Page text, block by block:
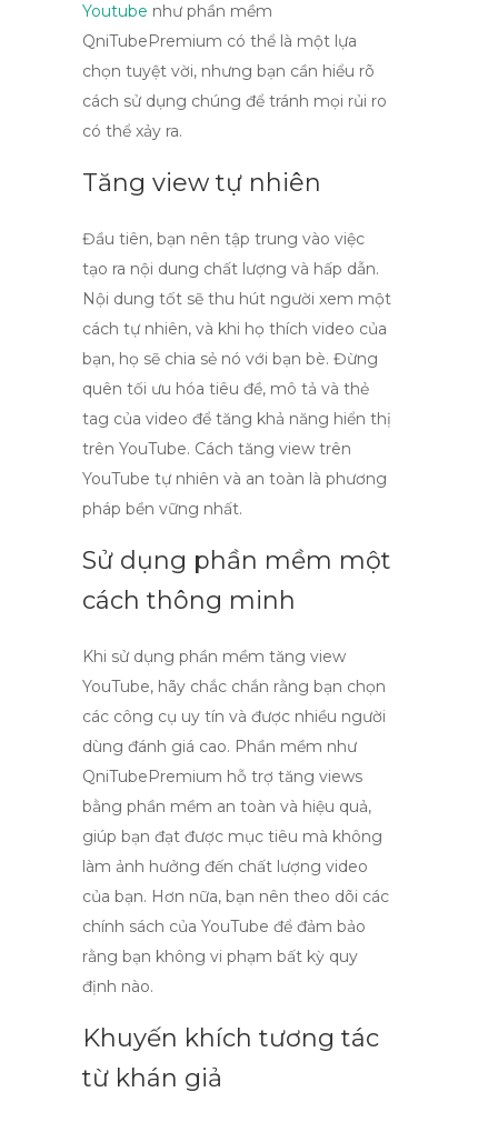
Youtube như phần mềm
QniTubePremium có thể là một lựa
chọn tuyệt vời, nhưng bạn cần hiểu rõ
cách sử dụng chúng để tránh mọi rủi ro
có thể xảy ra.
Tăng view tự nhiên
Đầu tiên, bạn nên tập trung vào việc
tạo ra nội dung chất lượng và hấp dẫn.
Nội dung tốt sẽ thu hút người xem một
cách tự nhiên, và khi họ thích video của
bạn, họ sẽ chia sẻ nó với bạn bè. Đừng
quên tối ưu hóa tiêu đề, mô tả và thẻ
tag của video để tăng khả năng hiển thị
trên YouTube. Cách tăng view trên
YouTube tự nhiên và an toàn là phương
pháp bền vững nhất.
Sử dụng phần mềm một
cách thông minh
Khi sử dụng phần mềm tăng view
YouTube, hãy chắc chắn rằng bạn chọn
các công cụ uy tín và được nhiều người
dùng đánh giá cao. Phần mềm như
QniTubePremium hỗ trợ tăng views
bằng phần mềm an toàn và hiệu quả,
giúp bạn đạt được mục tiêu mà không
làm ảnh hưởng đến chất lượng video
của bạn. Hơn nữa, bạn nên theo dõi các
chính sách của YouTube để đảm bảo
rằng bạn không vi phạm bất kỳ quy
định nào.
Khuyến khích tương tác
từ khán giả